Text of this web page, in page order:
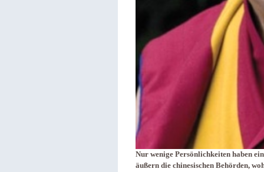
Nur wenige Persönlichkeiten haben
äußern die chinesischen Behörden,